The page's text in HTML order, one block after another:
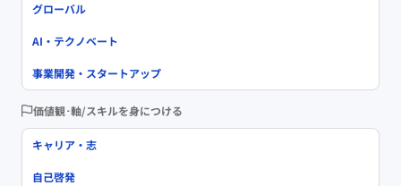
グローバル
AI・テクノベート
事業開発・スタートアップ
価値観･軸/スキルを身につける
キャリア・志
自己啓発